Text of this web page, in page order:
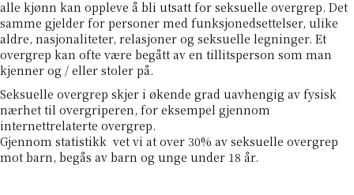
alle kjønn kan oppleve å bli utsatt for seksuelle overgrep. Det
samme gjelder for personer med funksjonedsettelser, ulike
aldre, nasjonaliteter, relasjoner og seksuelle legninger. Et
overgrep kan ofte være begått av en tillitsperson som man
kjenner og / eller stoler på.
Seksuelle overgrep skjer i økende grad uavhengig av fysisk
nærhet til overgriperen, for eksempel gjennom
internettrelaterte overgrep.
Gjennom statistikk vet vi at over 30% av seksuelle overgrep
mot barn, begås av barn og unge under 18 år.